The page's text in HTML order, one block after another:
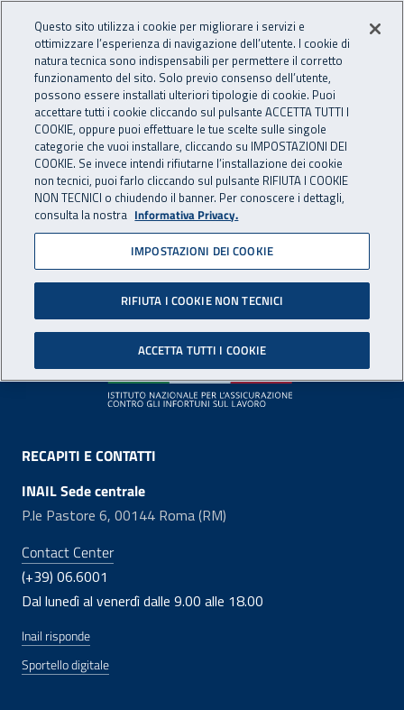
INAIL - Istituto Nazionale
Apri cerca
Navigazione principale
Pagina non disponibile
Il contenuto non è stato trovato. Per continuare la
navigazione è possibile ritornare alla
Footer
RECAPITI E CONTATTI
INAIL Sede centrale
P.le Pastore 6, 00144 Roma (RM)
Contact Center
(+39) 06.6001
Dal lunedì al venerdì dalle 9.00 alle 18.00
Inail risponde
Sportello digitale
Questo sito utilizza i cookie per migliorare i servizi e
ottimizzare l’esperienza di navigazione dell’utente. I cookie di
natura tecnica sono indispensabili per permettere il corretto
funzionamento del sito. Solo previo consenso dell’utente,
possono essere installati ulteriori tipologie di cookie. Puoi
accettare tutti i cookie cliccando sul pulsante ACCETTA TUTTI I
COOKIE, oppure puoi effettuare le tue scelte sulle singole
categorie che vuoi installare, cliccando su IMPOSTAZIONI DEI
COOKIE. Se invece intendi rifiutarne l’installazione dei cookie
non tecnici, puoi farlo cliccando sul pulsante RIFIUTA I COOKIE
NON TECNICI o chiudendo il banner. Per conoscere i dettagli,
consulta la nostra Informativa Privacy.
IMPOSTAZIONI DEI COOKIE
RIFIUTA I COOKIE NON TECNICI
ACCETTA TUTTI I COOKIE